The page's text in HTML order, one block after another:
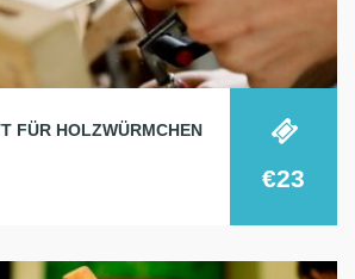
FÜR HOLZWÜRMCHEN
€23